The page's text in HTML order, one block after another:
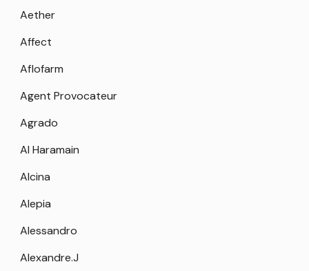
Aether
Affect
Aflofarm
Agent Provocateur
Agrado
Al Haramain
Alcina
Alepia
Alessandro
Alexandre.J